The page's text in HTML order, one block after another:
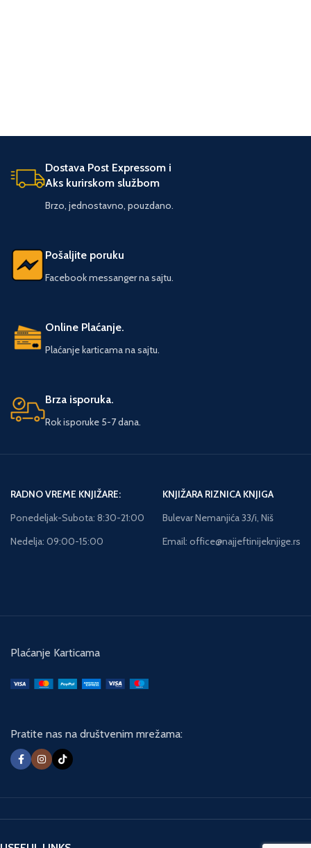
Dostava Post Expressom i
Aks kurirskom službom
Brzo, jednostavno, pouzdano.
Pošaljite poruku
Facebook messanger na sajtu.
Online Plaćanje.
Plaćanje karticama na sajtu.
Brza isporuka.
Rok isporuke 5-7 dana.
RADNO VREME KNJIŽARE:
Ponedeljak-Subota: 8:30-21:00
Nedelja: 09:00-15:00
KNJIŽARA RIZNICA KNJIGA
Bulevar Nemanjića 33/i, Niš
Email: office@najjeftinijeknjige.rs
Plaćanje Karticama
Pratite nas na društvenim mrežama: